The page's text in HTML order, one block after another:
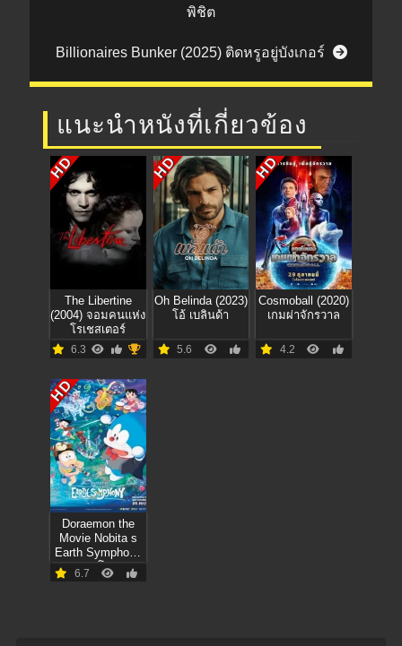
พิชิต
Billionaires Bunker (2025) ติดหรูอยู่บังเกอร์
แนะนำหนังที่เกี่ยวข้อง
HD
The Libertine
(2004) จอมคนแห่ง
โรเชสเตอร์
6.3
HD
Oh Belinda (2023)
โอ้ เบลินด้า
5.6
HD
Cosmoball (2020)
เกมผ่าจักรวาล
4.2
HD
Doraemon the
Movie Nobita s
Earth Symphony
(2024) โดราเอ
มอน เดอะ มูฟวี่
6.7